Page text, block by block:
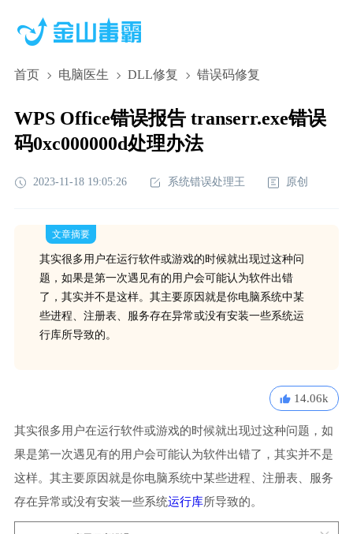
首页 电脑医生 DLL修复 错误码修复
WPS Office错误报告 transerr.exe错误
码0xc000000d处理办法
2023-11-18 19:05:26 系统错误处理王 原创
文章摘要
其实很多用户在运行软件或游戏的时候就出现过这种问
题，如果是第一次遇见有的用户会可能认为软件出错
了，其实并不是这样。其主要原因就是你电脑系统中某
些进程、注册表、服务存在异常或没有安装一些系统运
行库所导致的。
14.06k
其实很多用户在运行软件或游戏的时候就出现过这种问题，如
果是第一次遇见有的用户会可能认为软件出错了，其实并不是
这样。其主要原因就是你电脑系统中某些进程、注册表、服务
存在异常或没有安装一些系统运行库所导致的。